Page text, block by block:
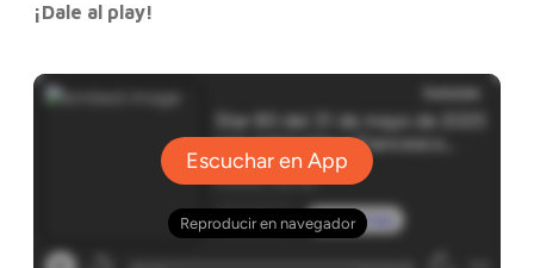
¡Dale al play!